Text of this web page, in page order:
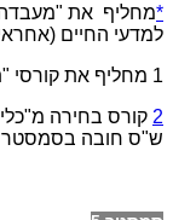
*
למדעי החיים
1 מחליף את קורסי
2
ש"ס חובה בסמסטר